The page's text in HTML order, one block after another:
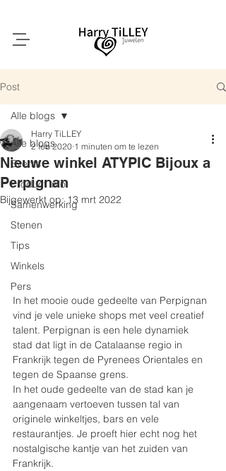
Post
Alle blogs
Events
Product info
Samenwerking
Stenen
Tips
Winkels
Pers
Alle blogs
Nieuwe winkel ATYPIC Bijoux a
Perpignan
Harry TiLLEY
2 feb 2020 1 minuten om te lezen
Bijgewerkt op:13 mrt 2022
In het mooie oude gedeelte van Perpignan
vind je vele unieke shops met veel creatief
talent. Perpignan is een hele dynamiek
stad dat ligt in de Catalaanse regio in
Frankrijk tegen de Pyrenees Orientales en
tegen de Spaanse grens.
In het oude gedeelte van de stad kan je
aangenaam vertoeven tussen tal van
originele winkeltjes, bars en vele
restaurantjes. Je proeft hier echt nog het
nostalgische kantje van het zuiden van
Frankrijk.